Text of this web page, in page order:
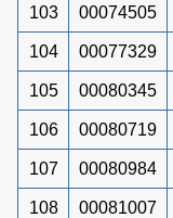
103 00074505
104 00077329
105 00080345
106 00080719
107 00080984
108 00081007